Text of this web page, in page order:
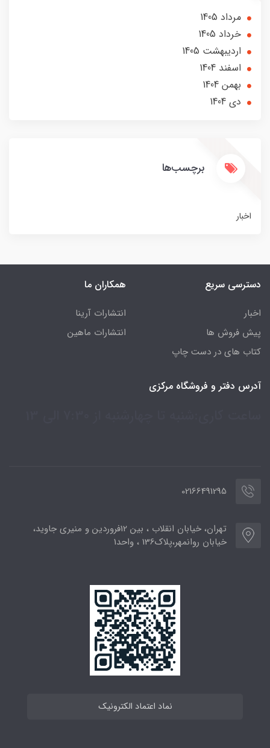
مرداد 1405
خرداد 1405
ارديبهشت 1405
اسفند 1404
بهمن 1404
دی 1404
برچسب‌ها
اخبار
دسترسی سریع
اخبار
پیش فروش ها
کتاب های در دست چاپ
همکاران ما
انتشارات آرینا
انتشارات ماهین
آدرس دفتر و فروشگاه مرکزی
02166491295
تهران، خیابان انقلاب ، بین 12فروردین و منیری جاوید،
خیابان روانمهر،پلاک136 ، واحد1
نماد اعتماد الکترونیک